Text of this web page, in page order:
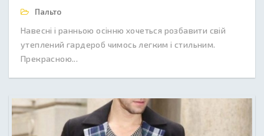
Пальто
Навесні і ранньою осінню хочеться розбавити свій
утеплений гардероб чимось легким і стильним.
Прекрасною...